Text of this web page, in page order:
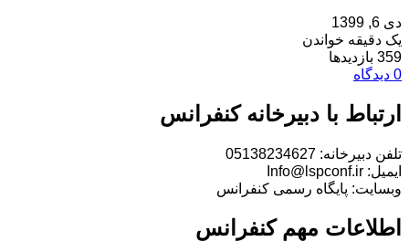
دی 6, 1399
یک دقیقه خواندن
359 بازدیدها
0 دیدگاه
ارتباط با دبیرخانه کنفرانس
تلفن دبیرخانه: 05138234627
ایمیل: Info@lspconf.ir
وبسایت: پایگاه رسمی کنفرانس
اطلاعات مهم کنفرانس